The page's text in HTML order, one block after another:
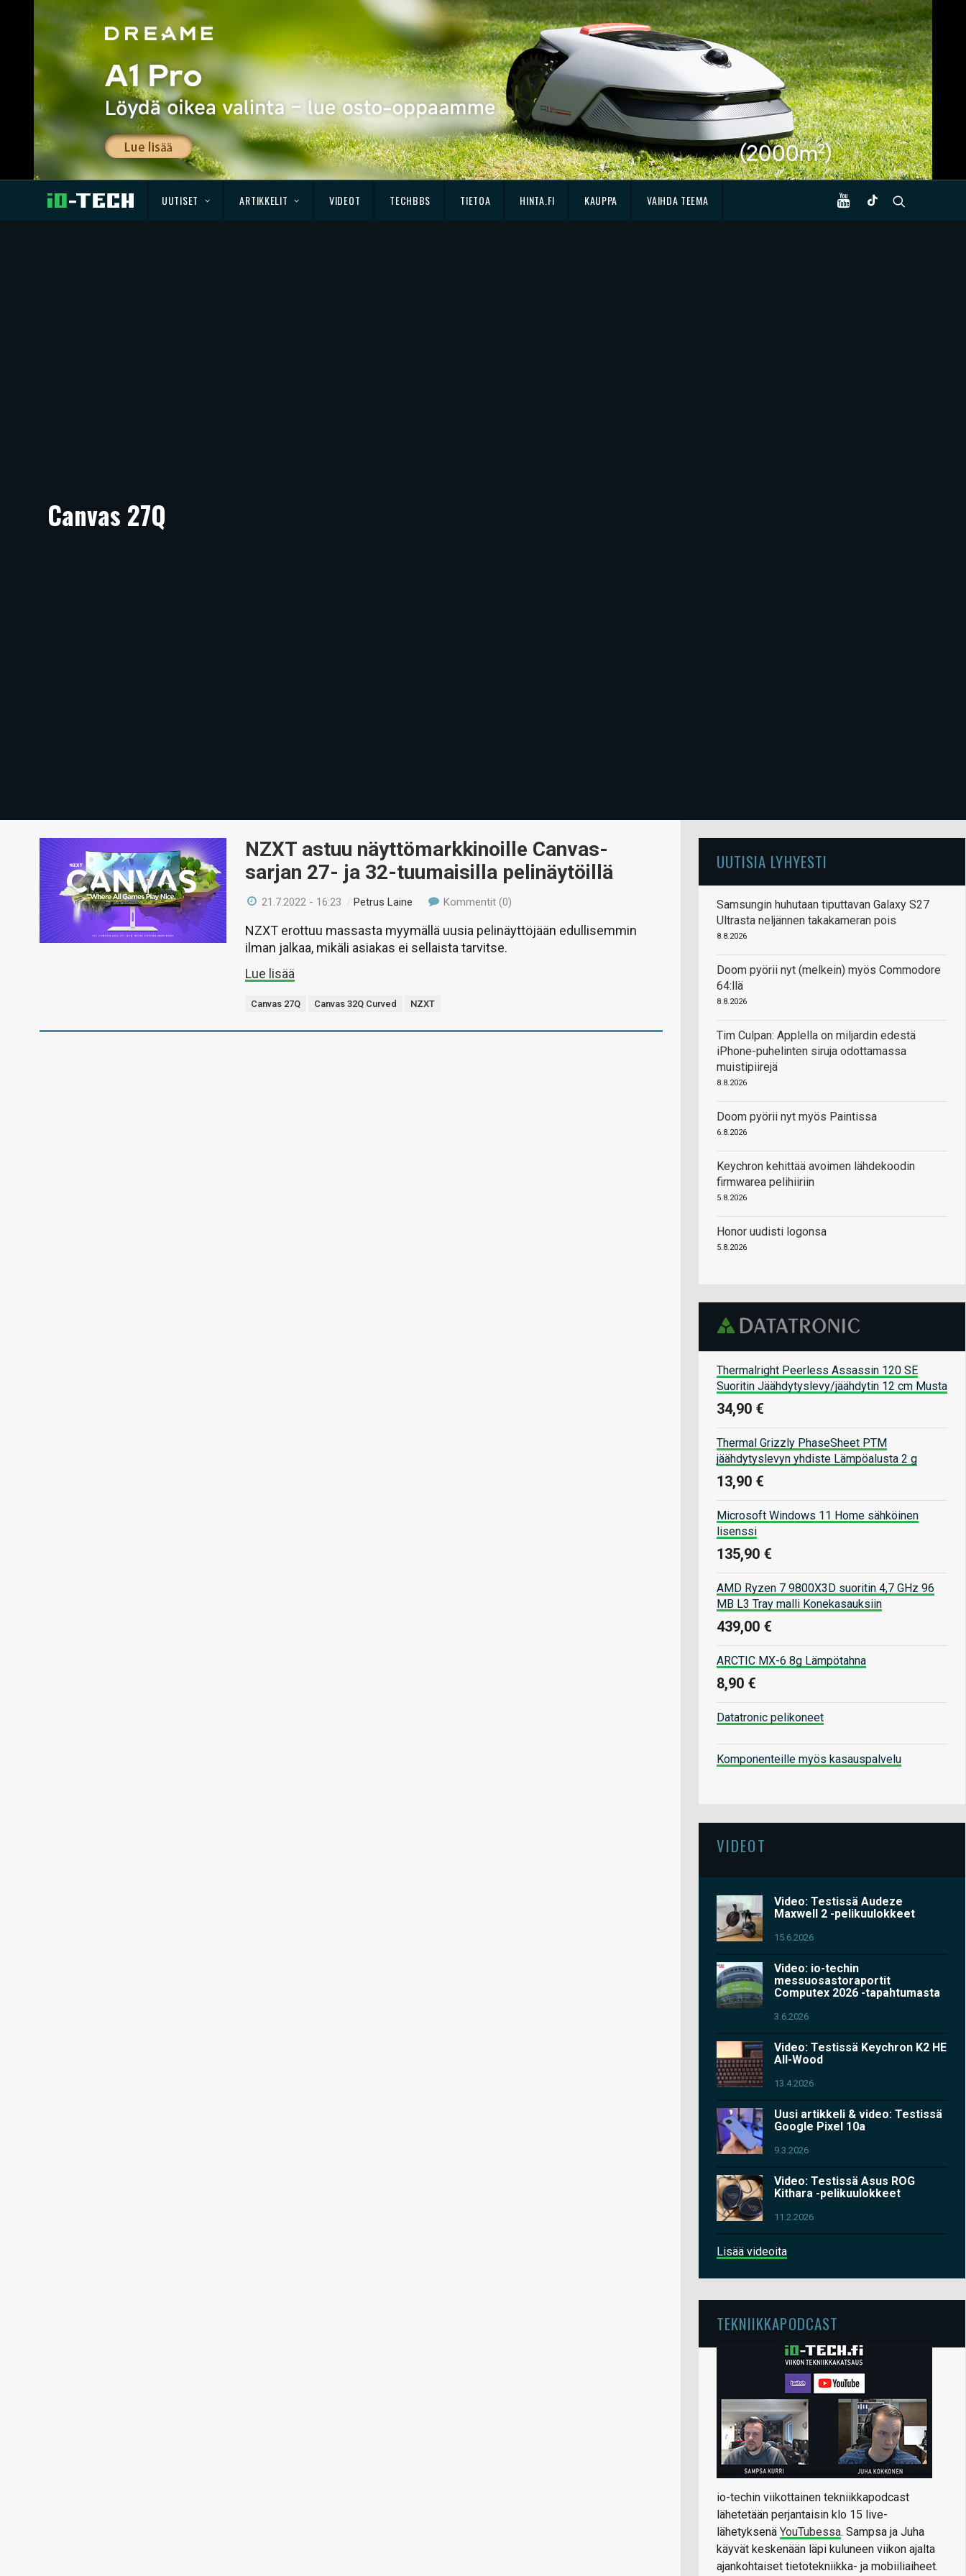
UUTISET ARTIKKELIT VIDEOT TECHBBS TIETOA HINTA.FI KAUPPA VAIHDA TEEMA
Canvas 27Q
NZXT astuu näyttömarkkinoille Canvas-
sarjan 27- ja 32-tuumaisilla pelinäytöillä
21.7.2022 - 16:23 /Petrus Laine Kommentit (0)
NZXT erottuu massasta myymällä uusia pelinäyttöjään edullisemmin
ilman jalkaa, mikäli asiakas ei sellaista tarvitse.
Lue lisää
Canvas 27Q Canvas 32Q Curved NZXT
UUTISIA LYHYESTI
Samsungin huhutaan tiputtavan Galaxy S27
Ultrasta neljännen takakameran pois
8.8.2026
Doom pyörii nyt (melkein) myös Commodore
64:llä
8.8.2026
Tim Culpan: Applella on miljardin edestä
iPhone-puhelinten siruja odottamassa
muistipiirejä
8.8.2026
Doom pyörii nyt myös Paintissa
6.8.2026
Keychron kehittää avoimen lähdekoodin
firmwarea pelihiiriin
5.8.2026
Honor uudisti logonsa
5.8.2026
Thermalright Peerless Assassin 120 SE
Suoritin Jäähdytyslevy/jäähdytin 12 cm Musta
34,90 €
Thermal Grizzly PhaseSheet PTM
jäähdytyslevyn yhdiste Lämpöalusta 2 g
13,90 €
Microsoft Windows 11 Home sähköinen
lisenssi
135,90 €
AMD Ryzen 7 9800X3D suoritin 4,7 GHz 96
MB L3 Tray malli Konekasauksiin
439,00 €
ARCTIC MX-6 8g Lämpötahna
8,90 €
Datatronic pelikoneet
Komponenteille myös kasauspalvelu
VIDEOT
Video: Testissä Audeze
Maxwell 2 -pelikuulokkeet
15.6.2026
Video: io-techin
messuosastoraportit
Computex 2026 -tapahtumasta
3.6.2026
Video: Testissä Keychron K2 HE
All-Wood
13.4.2026
Uusi artikkeli & video: Testissä
Google Pixel 10a
9.3.2026
Video: Testissä Asus ROG
Kithara -pelikuulokkeet
11.2.2026
Lisää videoita
TEKNIIKKAPODCAST
io-techin viikottainen tekniikkapodcast
lähetetään perjantaisin klo 15 live-
lähetyksenä YouTubessa. Sampsa ja Juha
käyvät keskenään läpi kuluneen viikon ajalta
ajankohtaiset tietotekniikka- ja mobiiliaiheet.